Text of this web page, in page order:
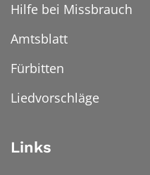
Hilfe bei Missbrauch
Amtsblatt
Fürbitten
Liedvorschläge
Links